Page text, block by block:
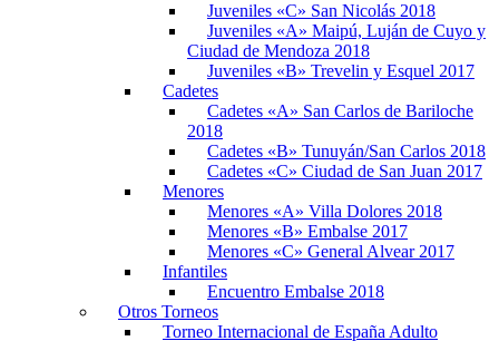
Juveniles «C» San Nicolás 2018
Juveniles «A» Maipú, Luján de Cuyo y
Ciudad de Mendoza 2018
Juveniles «B» Trevelin y Esquel 2017
Cadetes
Cadetes «A» San Carlos de Bariloche
2018
Cadetes «B» Tunuyán/San Carlos 2018
Cadetes «C» Ciudad de San Juan 2017
Menores
Menores «A» Villa Dolores 2018
Menores «B» Embalse 2017
Menores «C» General Alvear 2017
Infantiles
Encuentro Embalse 2018
Otros Torneos
Torneo Internacional de España Adulto